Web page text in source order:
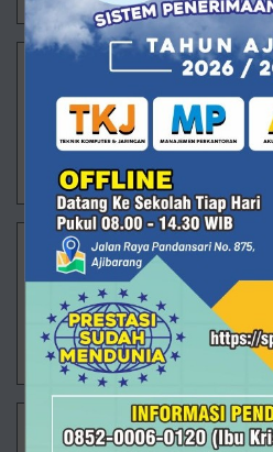
Lowongan Kerja
Bergabung Bersama BKK
Ajibarang
01/08/2024 09:26 - Oleh
Lowongan Kerja
Mari bergabung bersama
1 Ajibarang
30/07/2024 10:05 - Oleh
Lowongan Kerja Samsung